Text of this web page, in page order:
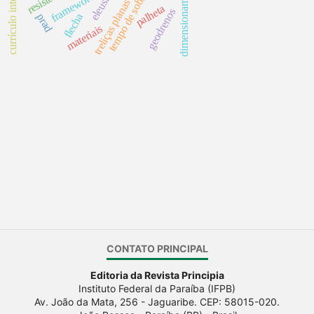
palheta dimensionamento
flecha treliças planas
prad geodrenos
materiais
CONTATO PRINCIPAL
Editoria da Revista Principia
Instituto Federal da Paraíba (IFPB)
Av. João da Mata, 256 - Jaguaribe. CEP: 58015-020.